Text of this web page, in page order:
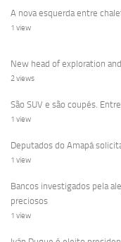
A nova esquerda entre
1 view
New head of exploration
2 views
São SUV e são coupés.
1 view
Deputados do Amapá
1 view
Bancos investigados pela
preciosos
1 view